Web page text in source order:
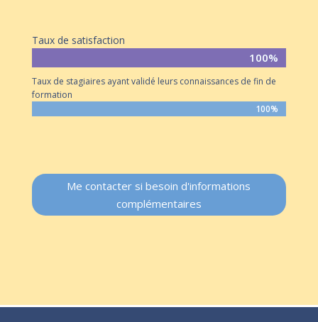
Taux de satisfaction
100%
100%
Taux de stagiaires ayant validé leurs connaissances de fin de
formation
100%
100%
Me contacter si besoin d'informations
complémentaires